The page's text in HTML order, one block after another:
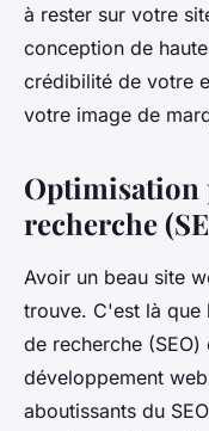
à rester sur votre
conception de
crédibilité de votre
votre image de
Optimisation
recherche
Avoir un beau site
trouve. C'est là
de recherche
développement
aboutissants du